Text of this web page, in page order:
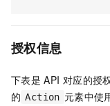
授权信息
下表是 API 对应的授
的 Action 元素中使